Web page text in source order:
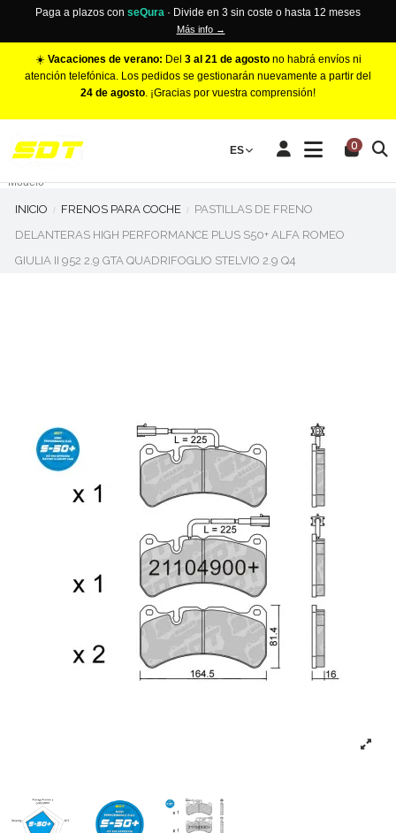
Paga a plazos con seQura · Divide en 3 sin coste o hasta 12 meses
Más info →
☀️ Vacaciones de verano: Del 3 al 21 de agostono habrá envíos ni
atención telefónica. Los pedidos se gestionarán nuevamente a partir del
24 de agosto. ¡Gracias por vuestra comprensión!
ES 0
Make
Modelo
INICIO FRENOS PARA COCHE
PASTILLAS DE FRENO
DELANTERAS HIGH PERFORMANCE PLUS S50+ ALFA ROMEO
GIULIA II 952 2.9 GTA QUADRIFOGLIO STELVIO 2.9 Q4